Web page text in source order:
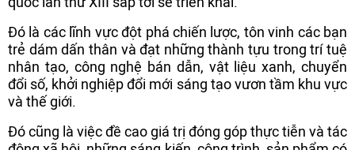
Đó là các lĩnh vực đột phá chiến lược, tôn vinh các bạn
trẻ dám dấn thân và đạt những thành tựu trong trí tuệ
nhân tạo, công nghệ bán dẫn, vật liệu xanh, chuyển
đổi số, khởi nghiệp đổi mới sáng tạo vươn tầm khu vực
và thế giới.
Đó cũng là việc đề cao giá trị đóng góp thực tiễn và tác